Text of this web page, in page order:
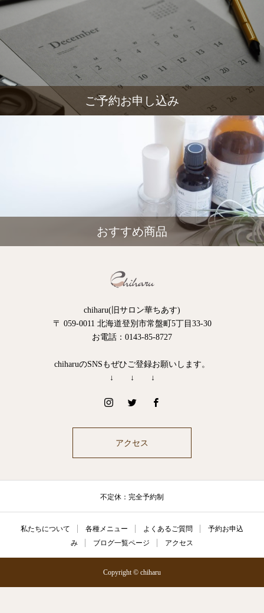
ご予約お申し込み
おすすめ商品
chiharu(旧サロン華ちあす)
〒 059-0011 北海道登別市常盤町5丁目33-30
お電話：0143-85-8727
chiharuのSNSもぜひご登録お願いします。
↓ ↓ ↓
アクセス
不定休：完全予約制
私たちについて 各種メニュー よくあるご質問
予約お申込
み
ブログ一覧ページ アクセス
Copyright © chiharu